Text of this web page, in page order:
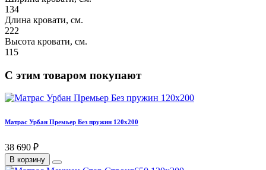
134
Длина кровати, см.
222
Высота кровати, см.
115
С этим товаром покупают
Матрас Урбан Премьер Без пружин 120х200
38 690 ₽
В корзину